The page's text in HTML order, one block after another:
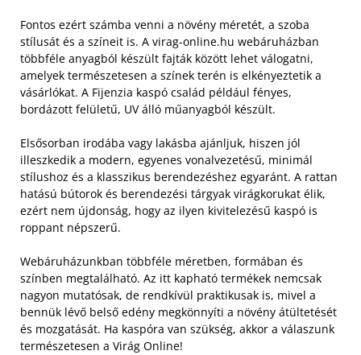
Fontos ezért számba venni a növény méretét, a szoba
stílusát és a színeit is. A virag-online.hu webáruházban
többféle anyagból készült fajták között lehet válogatni,
amelyek természetesen a színek terén is elkényeztetik a
vásárlókat. A Fijenzia kaspó család például fényes,
bordázott felületű, UV álló műanyagból készült.
Elsősorban irodába vagy lakásba ajánljuk, hiszen jól
illeszkedik a modern, egyenes vonalvezetésű, minimál
stílushoz és a klasszikus berendezéshez egyaránt. A rattan
hatású bútorok és berendezési tárgyak virágkorukat élik,
ezért nem újdonság, hogy az ilyen kivitelezésű kaspó is
roppant népszerű.
Webáruházunkban többféle méretben, formában és
színben megtalálható. Az itt kapható termékek nemcsak
nagyon mutatósak, de rendkívül praktikusak is, mivel a
bennük lévő belső edény megkönnyíti a növény átültetését
és mozgatását. Ha kaspóra van szükség, akkor a válaszunk
természetesen a Virág Online!